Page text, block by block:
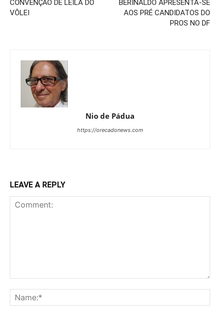
CONVENÇÃO DE LEILA DO
VÔLEI
BERINALDO APRESENTA-SE
AOS PRÉ CANDIDATOS DO
PROS NO DF
Nio de Pádua
https://orecadonews.com
LEAVE A REPLY